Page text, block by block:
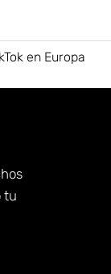
en Europa
tu